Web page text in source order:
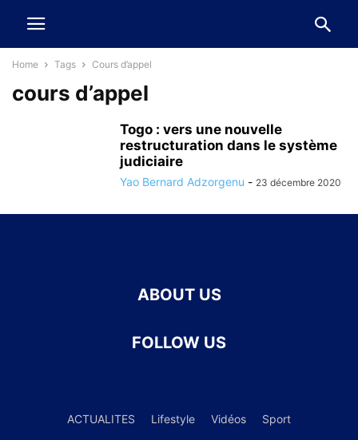
Home Tags Cours d’appel
cours d’appel
Togo : vers une nouvelle
restructuration dans le système
judiciaire
Yao Bernard Adzorgenu - 23 décembre 2020
ABOUT US
FOLLOW US
ACTUALITES Lifestyle Vidéos Sport